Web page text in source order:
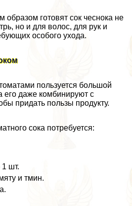
готовят сок чеснока не
но и для волос, для рук и
особого ухода.
пользуется большой
его даже комбинируют с
придать пользы продукту.
сока потребуется:
1 шт.
и тмин.